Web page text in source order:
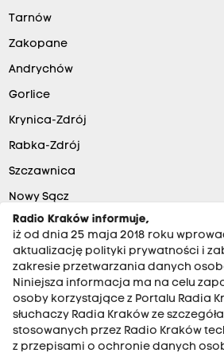
Tarnów
Zakopane
Andrychów
Gorlice
Krynica-Zdrój
Rabka-Zdrój
Szczawnica
Nowy Sącz
RADIO KRAKÓW SA. Aleja Juliusza
Radio Kraków informuje,
iż od dnia 25 maja 2018 roku
aktualizację polityki prywatności i
zakresie przetwarzania danych
Niniejsza informacja ma na celu
osoby korzystające z Portalu Radia
słuchaczy Radia Kraków ze
stosowanych przez Radio Kraków
z przepisami o ochronie danych